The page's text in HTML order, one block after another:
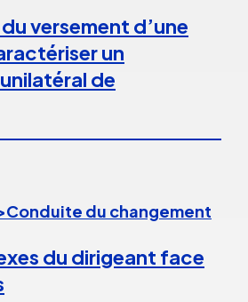
versement d’une
un
de
du changement
du dirigeant face